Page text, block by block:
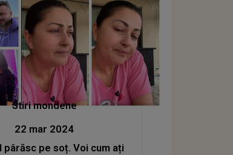
ales ca să..."
Stiri mondene
22 mar 2024
pârăsc pe soț. Voi cum ați